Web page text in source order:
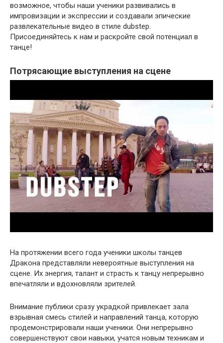
возможное, чтобы наши ученики развивались в
импровизации и экспрессии и создавали эпические
развлекательные видео в стиле dubstep.
Присоединяйтесь к нам и раскройте свой потенциал в
танце!
Потрясающие выступления на сцене
На протяжении всего года ученики школы танцев
Дракона представляли невероятные выступления на
сцене. Их энергия, талант и страсть к танцу непрерывно
впечатляли и вдохновляли зрителей.
Внимание публики сразу украдкой привлекает зала
взрывная смесь стилей и направлений танца, которую
продемонстрировали наши ученики. Они непрерывно
совершенствуют свои навыки, учатся новым техникам и